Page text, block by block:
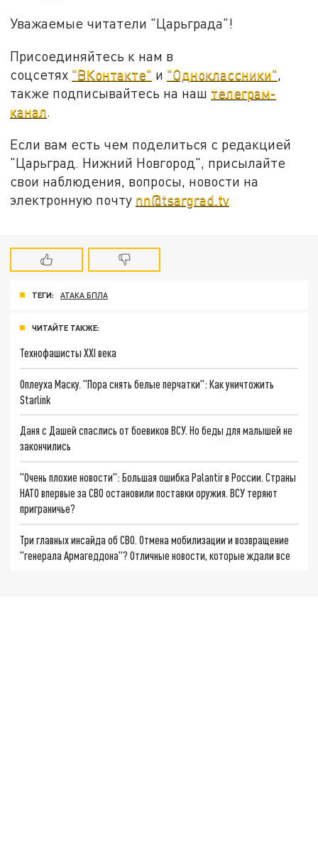
Уважаемые читатели "Царьграда"!
Присоединяйтесь к нам в
соцсетях "ВКонтакте" и "Одноклассники",
также подписывайтесь на наш телеграм-
канал.
Если вам есть чем поделиться с редакцией
"Царьград. Нижний Новгород", присылайте
свои наблюдения, вопросы, новости на
электронную почту nn@tsargrad.tv
ТЕГИ: АТАКА БПЛА
ЧИТАЙТЕ ТАКЖЕ:
Технофашисты XXI века
Оплеуха Маску. "Пора снять белые перчатки": Как уничтожить
Starlink
Даня с Дашей спаслись от боевиков ВСУ. Но беды для малышей не
закончились
"Очень плохие новости": Большая ошибка Palantir в России. Страны
НАТО впервые за СВО остановили поставки оружия. ВСУ теряют
приграничье?
Три главных инсайда об СВО. Отмена мобилизации и возвращение
"генерала Армагеддона"? Отличные новости, которые ждали все